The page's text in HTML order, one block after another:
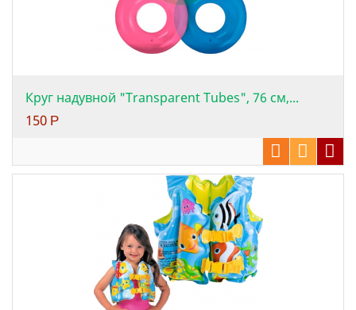
Круг надувной "Transparent Tubes", 76 см,...
150 Р